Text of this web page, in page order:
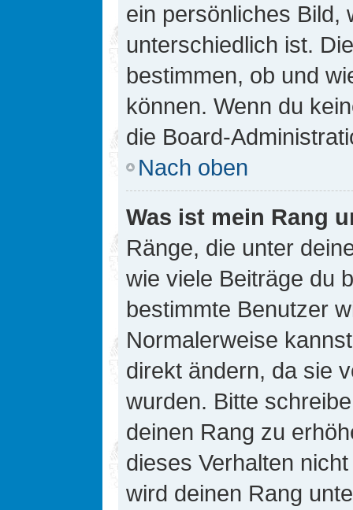
ein persönliches Bild,
unterschiedlich ist.
bestimmen, ob und
können. Wenn du
die Board-
Nach oben
Was ist mein Rang
Ränge, die unter
wie viele Beiträge du
bestimmte Benutzer
Normalerweise
direkt ändern, da sie
wurden. Bitte
deinen Rang zu
dieses Verhalten
wird deinen Rang